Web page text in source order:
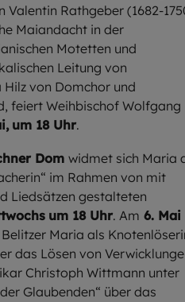
Rathgeber (1682-
Maiandacht in der
Motetten und
Leitung von
von Domchor und
feiert Weihbischof Wolfgang
um 18 Uhr.
Dom widmet sich Maria
im Rahmen von mit
Liedsätzen gestalteten
um 18 Uhr. Am 6. Mai
Maria als
das Lösen von
Christoph Wittmann unter
Glaubenden“ über das